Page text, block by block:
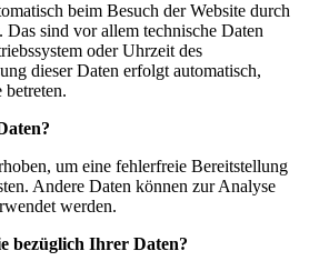
beim Besuch der Website durch
Das sind vor allem technische Daten
oder Uhrzeit des
dieser Daten erfolgt automatisch,
betreten.
um eine fehlerfreie Bereitstellung
Andere Daten können zur Analyse
werden.
bezüglich Ihrer Daten?